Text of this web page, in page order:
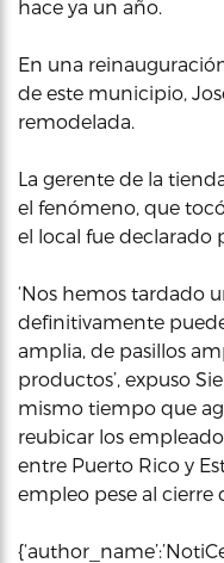
hace ya un año.
En una
de este municipio,
remodelada.
La gerente de la
el fenómeno, que
el local fue declarado
‘Nos hemos tardado
definitivamente
amplia, de pasillos
productos’, expuso
mismo tiempo que
reubicar los
entre Puerto Rico y
empleo pese al cierre